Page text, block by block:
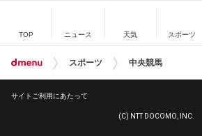
TOP ニュース 天気 スポーツ
スポーツ 中央競馬
サイトご利用にあたって
(C) NTT DOCOMO, INC.